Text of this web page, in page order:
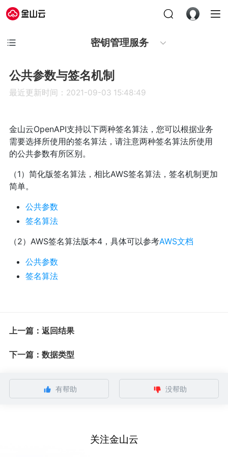
密钥管理服务
公共参数与签名机制
最近更新时间：2021-09-03 15:48:49
金山云OpenAPI支持以下两种签名算法，您可以根据业务
需要选择所使用的签名算法，请注意两种签名算法所使用
的公共参数有所区别。
（1）简化版签名算法，相比AWS签名算法，签名机制更加
简单。
公共参数
签名算法
（2）AWS签名算法版本4，具体可以参考AWS文档
公共参数
签名算法
上一篇：返回结果
下一篇：数据类型
有帮助 没帮助
关注金山云